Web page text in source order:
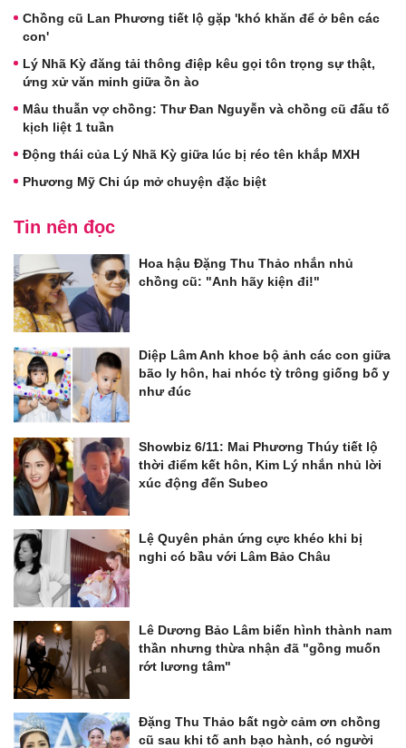
Chồng cũ Lan Phương tiết lộ gặp 'khó khăn để ở bên các
con'
Lý Nhã Kỳ đăng tải thông điệp kêu gọi tôn trọng sự thật,
ứng xử văn minh giữa ồn ào
Mâu thuẫn vợ chồng: Thư Đan Nguyễn và chồng cũ đấu tố
kịch liệt 1 tuần
Động thái của Lý Nhã Kỳ giữa lúc bị réo tên khắp MXH
Phương Mỹ Chi úp mở chuyện đặc biệt
Tin nên đọc
Hoa hậu Đặng Thu Thảo nhắn nhủ
chồng cũ: "Anh hãy kiện đi!"
Diệp Lâm Anh khoe bộ ảnh các con giữa
bão ly hôn, hai nhóc tỳ trông giống bố y
như đúc
Showbiz 6/11: Mai Phương Thúy tiết lộ
thời điểm kết hôn, Kim Lý nhắn nhủ lời
xúc động đến Subeo
Lệ Quyên phản ứng cực khéo khi bị
nghi có bầu với Lâm Bảo Châu
Lê Dương Bảo Lâm biến hình thành nam
thần nhưng thừa nhận đã "gồng muốn
rớt lương tâm"
Đặng Thu Thảo bất ngờ cảm ơn chồng
cũ sau khi tố anh bạo hành, có người